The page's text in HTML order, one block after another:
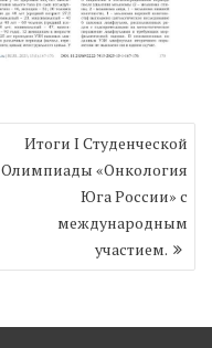
Итоги I Студенческой
Олимпиады «Онкология
Юга России» с
международным
участием.